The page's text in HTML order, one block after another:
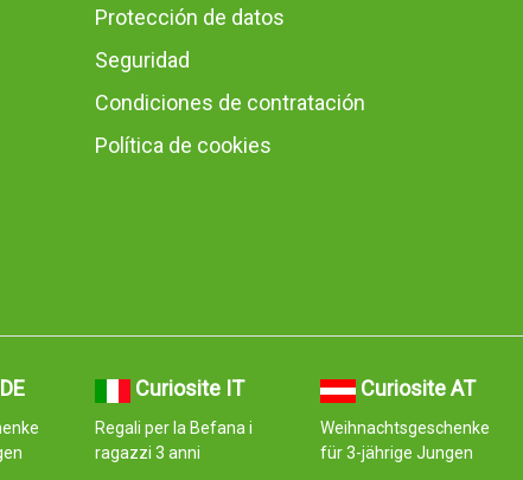
Protección de datos
Seguridad
Condiciones de contratación
Política de cookies
Curiosite IT
Regali per la Befana i
ragazzi 3 anni
Curiosite AT
Weihnachtsgeschenke
für 3-jährige Jungen